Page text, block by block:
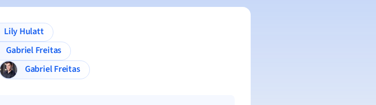
Lily Hulatt
Gabriel Freitas
Gabriel Freitas